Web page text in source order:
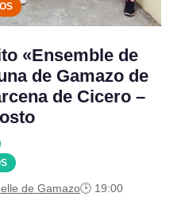
«Ensemble de
de Gamazo de
de Cicero –
de Gamazo🕒 19:00